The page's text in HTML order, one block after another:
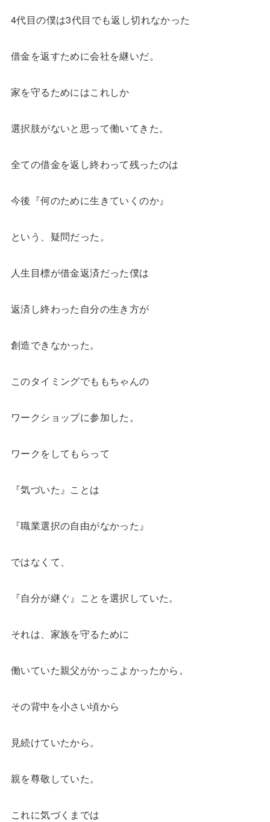
4代目の僕は3代目でも返し切れなかった
借金を返すために会社を継いだ。
家を守るためにはこれしか
選択肢がないと思って働いてきた。
全ての借金を返し終わって残ったのは
今後『何のために生きていくのか』
という、疑問だった。
人生目標が借金返済だった僕は
返済し終わった自分の生き方が
創造できなかった。
このタイミングでももちゃんの
ワークショップに参加した。
ワークをしてもらって
『気づいた』ことは
『職業選択の自由がなかった』
ではなくて、
『自分が継ぐ』ことを選択していた。
それは、家族を守るために
働いていた親父がかっこよかったから。
その背中を小さい頃から
見続けていたから。
親を尊敬していた。
これに気づくまでは